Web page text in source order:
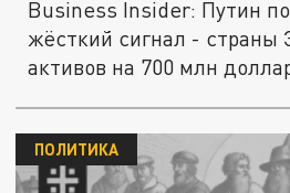
Business Insider: Путин
жёсткий сигнал - страны
активов на 700 млн
ПОЛИТИКА